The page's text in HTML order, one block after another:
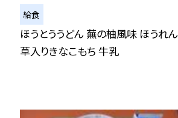
給食
ほうとううどん 蕪の柚風味 ほうれん
草入りきなこもち 牛乳